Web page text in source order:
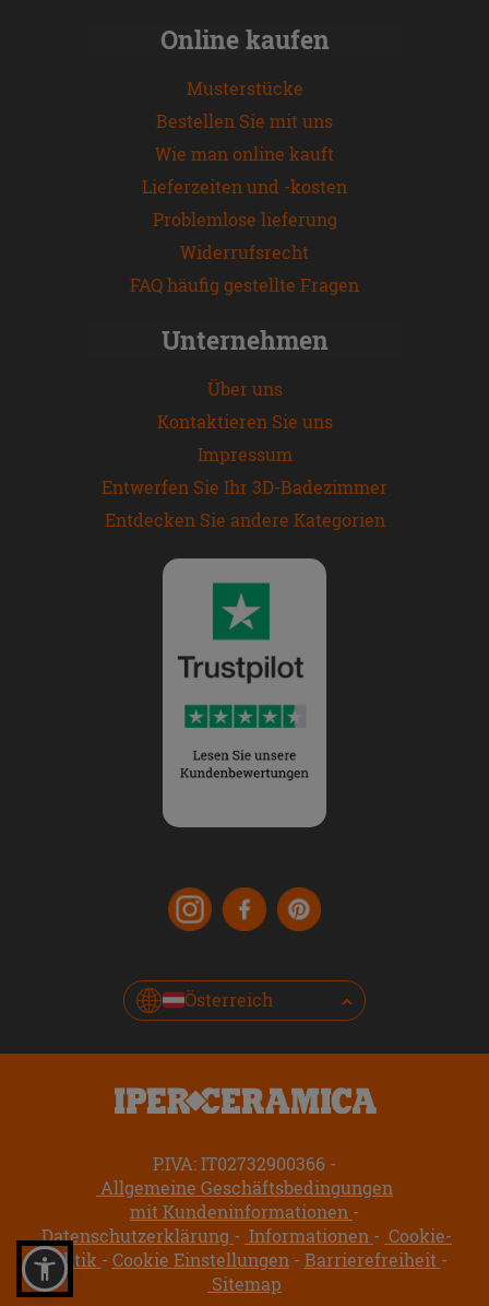
Online kaufen
Musterstücke
Bestellen Sie mit uns
Wie man online kauft
Lieferzeiten und -kosten
Problemlose lieferung
Widerrufsrecht
FAQ häufig gestellte Fragen
Unternehmen
Über uns
Kontaktieren Sie uns
Impressum
Entwerfen Sie Ihr 3D-Badezimmer
Entdecken Sie andere Kategorien
Österreich
P.IVA: IT02732900366
Allgemeine Geschäftsbedingungen
mit Kundeninformationen
Datenschutzerklärung
Informationen
Cookie-
Politik
Cookie Einstellungen
Barrierefreiheit
Sitemap